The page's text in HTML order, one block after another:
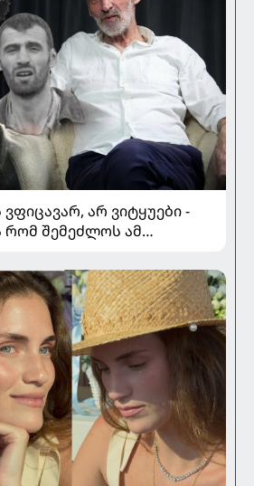
ვფიცავარ, არ ვიტყუები -
შემეძლოს ამ
- ზაზა კოლელიშვილი
და კარიერულ